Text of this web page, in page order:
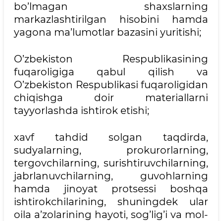
bo’lmagan shaxslarning
markazlashtirilgan hisobini hamda
yagona ma’lumotlar bazasini yuritishi;
O’zbekiston Respublikasining
fuqaroligiga qabul qilish va
O’zbekiston Respublikasi fuqaroligidan
chiqishga doir materiallarni
tayyorlashda ishtirok etishi;
xavf tahdid solgan taqdirda,
sudyalarning, prokurorlarning,
tergovchilarning, surishtiruvchilarning,
jabrlanuvchilarning, guvohlarning
hamda jinoyat protsessi boshqa
ishtirokchilarining, shuningdek ular
oila a’zolarining hayoti, sog’lig’i va mol-